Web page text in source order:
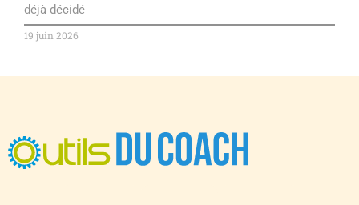
déjà décidé
19 juin 2026